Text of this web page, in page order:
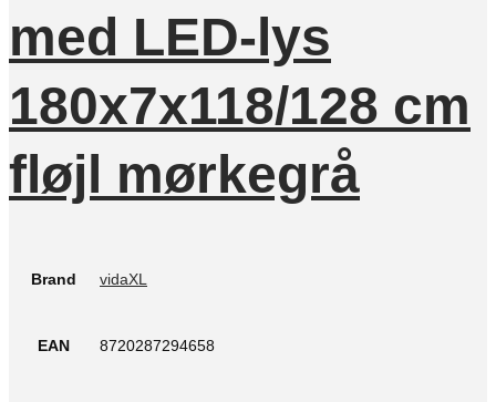
med LED-lys
180x7x118/128 cm
fløjl mørkegrå
Brand vidaXL
EAN 8720287294658